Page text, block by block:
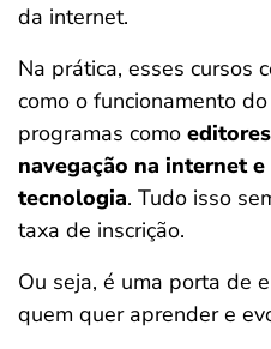
da internet.
Na prática, esses cursos
como o funcionamento
programas como
navegação na internet
tecnologia. Tudo isso
taxa de inscrição.
Ou seja, é uma porta de
quem quer aprender e